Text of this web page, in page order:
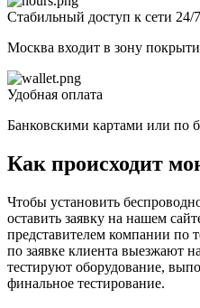
Стабильный доступ к сети 24/7
Москва входит в зону
Удобная оплата
Банковскими картами или по
Как происходит
Чтобы установить
оставить заявку на нашем
представителем компании по
по заявке клиента выезжают
тестируют оборудование,
финальное тестирование.